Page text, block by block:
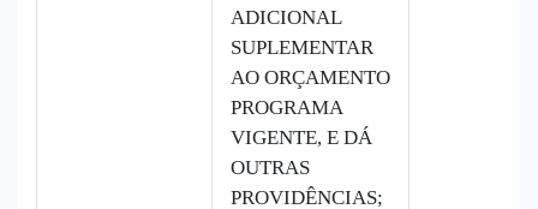
ADICIONAL
SUPLEMENTAR
AO ORÇAMENTO
PROGRAMA
VIGENTE, E DÁ
OUTRAS
PROVIDÊNCIAS;